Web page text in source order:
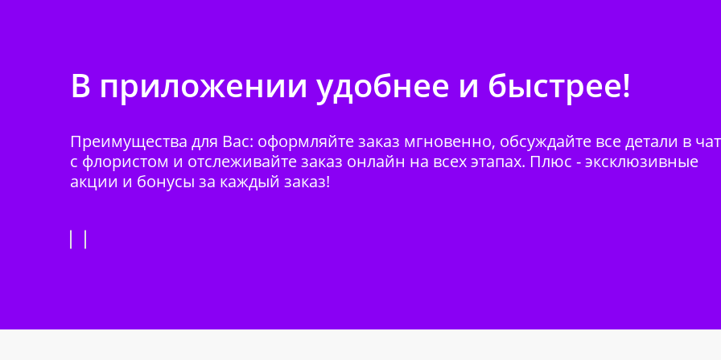
В приложении удобнее и быстрее!
Преимущества для Вас: оформляйте заказ мгновенно, обсуждайте все детали в
с флористом и отслеживайте заказ онлайн на всех этапах. Плюс - эксклюзивные
акции и бонусы за каждый заказ!